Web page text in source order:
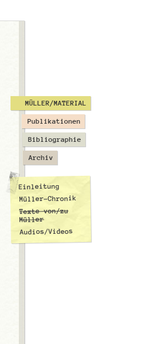
MÜLLER/MATERIAL
Einleitung
Müller-Chronik
Texte von/zu
Müller
Audios/Videos
Publikationen
Bibliographie
Archiv